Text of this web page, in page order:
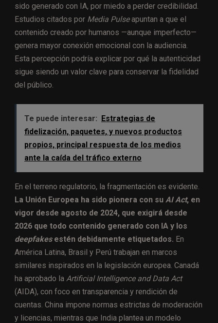
sido generado con IA, por miedo a perder credibilidad.
Estudios citados por Media Pulseapuntan a que el
contenido creado por humanos —aunque imperfecto—
genera mayor conexión emocional con la audiencia.
Esta percepción podría explicar por qué la autenticidad
sigue siendo un valor clave para conservar la fidelidad
del público.
Te puede interesar: Estrategias de
fidelización, paquetes, y nuevos productos
propios, principal respuesta de los medios
ante la caída del tráfico externo
En el terreno regulatorio, la fragmentación es evidente.
La Unión Europea ha sido pionera con su AI Act, en
vigor desde agosto de 2024, que exigirá desde
2026 que todo contenido generado con IA y los
deepfakesestén debidamente etiquetados. En
América Latina, Brasil y Perú trabajan en marcos
similares inspirados en la legislación europea. Canadá
ha aprobado la Artificial Intelligence and Data Act
(AIDA), con foco en transparencia y rendición de
cuentas. China impone normas estrictas de moderación
y licencias, mientras que India plantea un modelo